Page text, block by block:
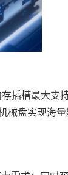
插槽最大支
械盘实现海